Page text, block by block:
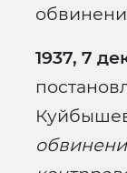
1937, 7